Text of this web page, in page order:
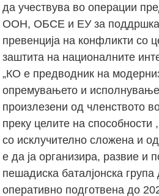
да учествува во операции
ООН, ОБСЕ и ЕУ за поддршка
превенција на конфликти со
заштита на националните
„КО е предводник на
опремувањето и
произлезени од членството
преку целите на
со исклучително сложена и
е да ја организира, развие и
пешадиска баталјонска
оперативно подготвена до